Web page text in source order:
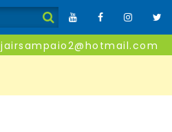
jairsampaio2@hotmail.com